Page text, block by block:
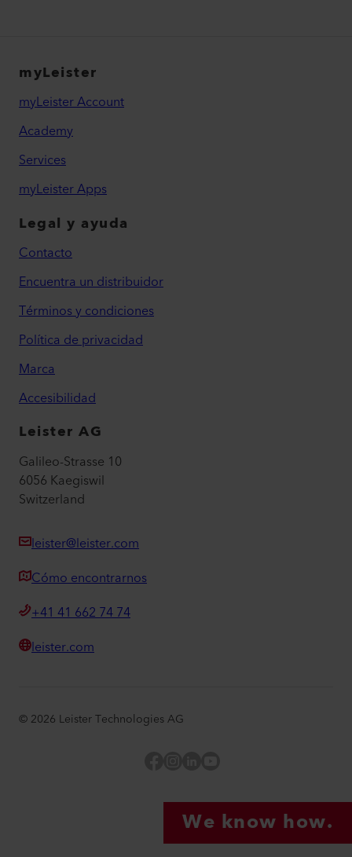
myLeister
myLeister Account
Academy
Services
myLeister Apps
Legal y ayuda
Contacto
Encuentra un distribuidor
Términos y condiciones
Política de privacidad
Marca
Accesibilidad
Leister AG
Galileo-Strasse 10
6056 Kaegiswil
Switzerland
leister@leister.com
Cómo encontrarnos
+41 41 662 74 74
leister.com
© 2026 Leister Technologies AG
We know how.